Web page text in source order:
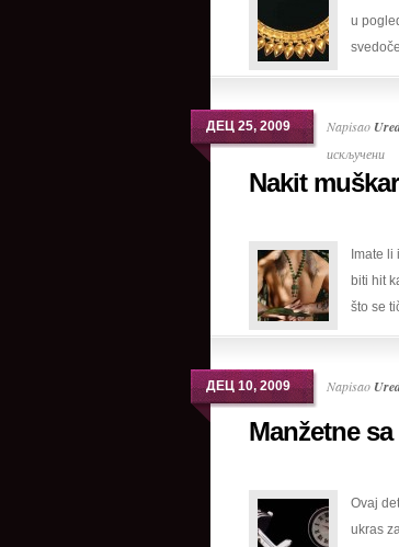
u
ДЕЦ 25, 2009 Napisao
искљученина
Nakit
Imate li
biti hit
što se
ДЕЦ 10, 2009 Napisao
Manžetne
Ovaj
ukras